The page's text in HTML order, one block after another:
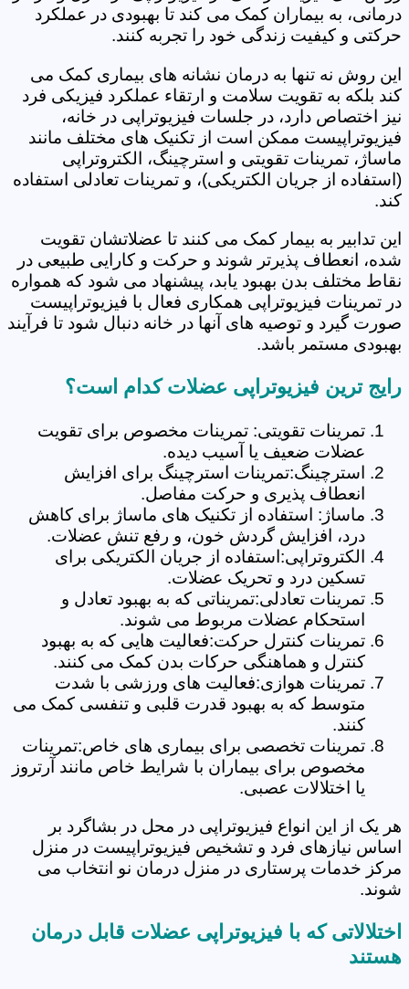
درمانی، به بیماران کمک می کند تا بهبودی در عملکرد
حرکتی و کیفیت زندگی خود را تجربه کنند.
این روش نه تنها به درمان نشانه های بیماری کمک می
کند بلکه به تقویت سلامت و ارتقاء عملکرد فیزیکی فرد
نیز اختصاص دارد، در جلسات فیزیوتراپی در خانه،
فیزیوتراپیست ممکن است از تکنیک های مختلف مانند
ماساژ، تمرینات تقویتی و استرچینگ، الکتروتراپی
(استفاده از جریان الکتریکی)، و تمرینات تعادلی استفاده
کند.
این تدابیر به بیمار کمک می کنند تا عضلاتشان تقویت
شده، انعطاف پذیرتر شوند و حرکت و کارایی طبیعی در
نقاط مختلف بدن بهبود یابد، پیشنهاد می شود که همواره
در تمرینات فیزیوتراپی همکاری فعال با فیزیوتراپیست
صورت گیرد و توصیه های آنها در خانه دنبال شود تا فرآیند
بهبودی مستمر باشد.
رایج ترین فیزیوتراپی عضلات کدام است؟
تمرینات تقویتی: تمرینات مخصوص برای تقویت
عضلات ضعیف یا آسیب دیده.
استرچینگ:تمرینات استرچینگ برای افزایش
انعطاف پذیری و حرکت مفاصل.
ماساژ: استفاده از تکنیک های ماساژ برای کاهش
درد، افزایش گردش خون، و رفع تنش عضلات.
الکتروتراپی:استفاده از جریان الکتریکی برای
تسکین درد و تحریک عضلات.
تمرینات تعادلی:تمریناتی که به بهبود تعادل و
استحکام عضلات مربوط می شوند.
تمرینات کنترل حرکت:فعالیت هایی که به بهبود
کنترل و هماهنگی حرکات بدن کمک می کنند.
تمرینات هوازی:فعالیت های ورزشی با شدت
متوسط که به بهبود قدرت قلبی و تنفسی کمک می
کنند.
تمرینات تخصصی برای بیماری های خاص:تمرینات
مخصوص برای بیماران با شرایط خاص مانند آرتروز
یا اختلالات عصبی.
هر یک از این انواع فیزیوتراپی در محل در بشاگرد بر
اساس نیازهای فرد و تشخیص فیزیوتراپیست در منزل
مرکز خدمات پرستاری در منزل درمان نو انتخاب می
شوند.
اختلالاتی که با فیزیوتراپی عضلات قابل درمان
هستند